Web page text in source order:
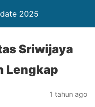
2025
Sriwijaya
Lengkap
1 tahun ago